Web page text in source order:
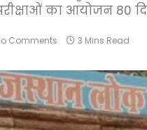
का आयोजन 80
Comments 3 Mins Read